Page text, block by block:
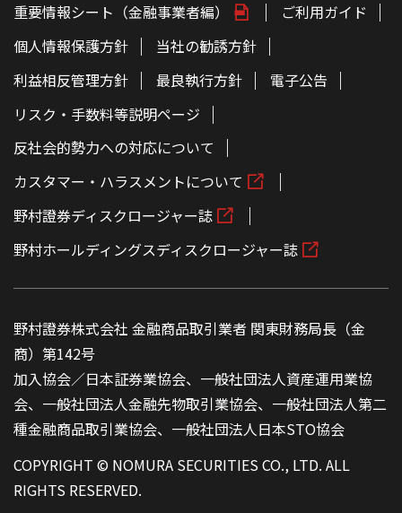
重要情報シート（金融事業者編）
ご利用ガイド
個人情報保護方針
当社の勧誘方針
利益相反管理方針
最良執行方針
電子公告
リスク・手数料等説明ページ
反社会的勢力への対応について
カスタマー・ハラスメントについて
野村證券ディスクロージャー誌
野村ホールディングスディスクロージャー誌
野村證券株式会社 金融商品取引業者 関東財務局長（金
商）第142号
加入協会／日本証券業協会、一般社団法人資産運用業協
会、一般社団法人金融先物取引業協会、一般社団法人第二
種金融商品取引業協会、一般社団法人日本STO協会
COPYRIGHT © NOMURA SECURITIES CO., LTD. ALL
RIGHTS RESERVED.